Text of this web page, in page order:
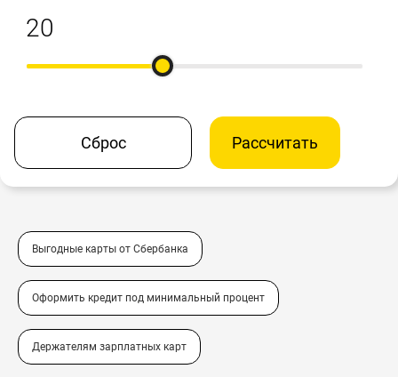
Сброс Рассчитать
Выгодные карты от Сбербанка
Оформить кредит под минимальный процент
Держателям зарплатных карт